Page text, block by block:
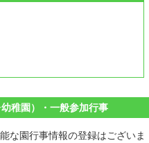
稚園）・一般参加行事
な園行事情報の登録はございま